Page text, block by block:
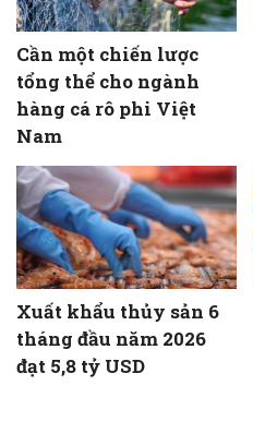
Cần một chiến lược
tổng thể cho ngành
hàng cá rô phi Việt
Nam
Xuất khẩu thủy sản 6
tháng đầu năm 2026
đạt 5,8 tỷ USD